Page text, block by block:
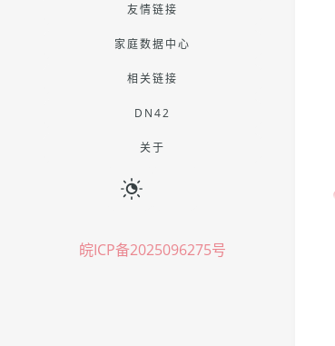
友情链接
家庭数据中心
相关链接
DN42
关于
皖ICP备2025096275号